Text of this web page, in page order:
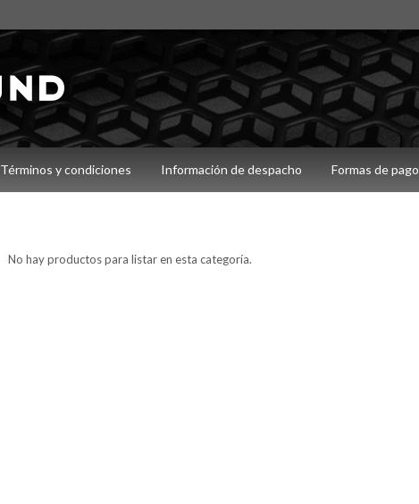
Términos y condiciones Información de despacho Formas de pago
No hay productos para listar en esta categoría.